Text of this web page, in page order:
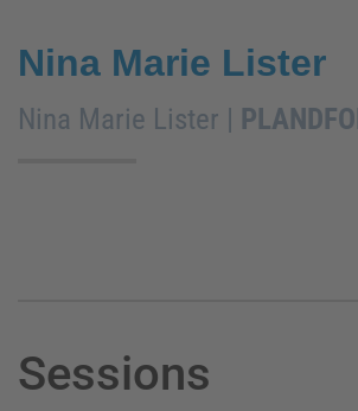
Nina Marie Lister
Nina Marie Lister |
Sessions